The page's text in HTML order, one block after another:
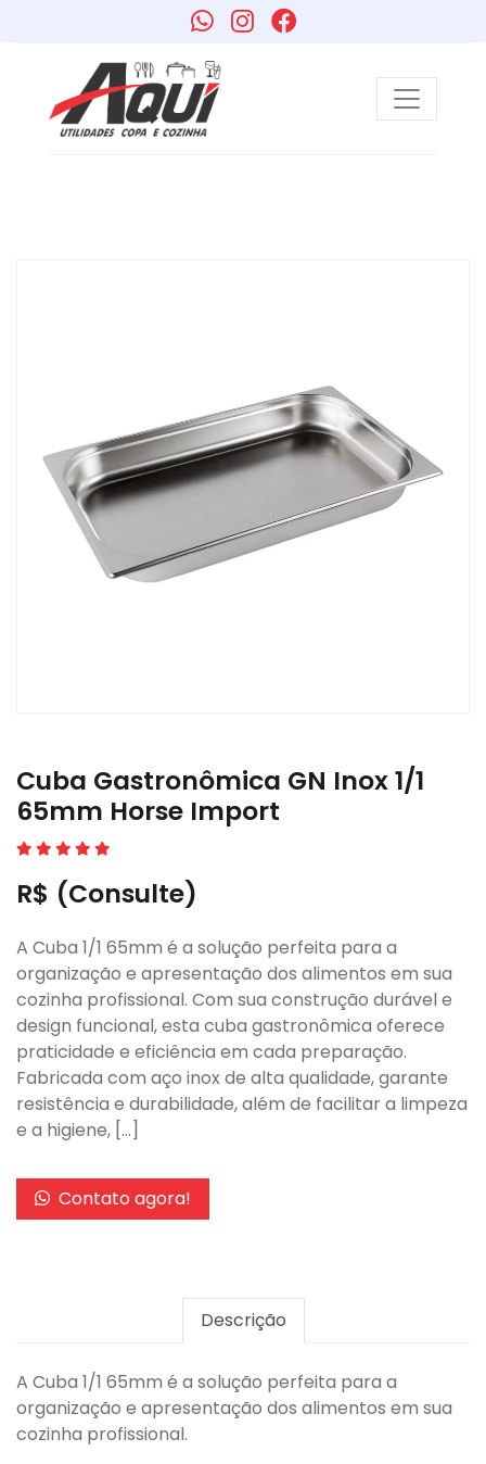
Cuba Gastronômica GN Inox 1/1
65mm Horse Import
R$ (Consulte)
A Cuba 1/1 65mm é a solução perfeita para a
organização e apresentação dos alimentos em sua
cozinha profissional. Com sua construção durável e
design funcional, esta cuba gastronômica oferece
praticidade e eficiência em cada preparação.
Fabricada com aço inox de alta qualidade, garante
resistência e durabilidade, além de facilitar a limpeza
e a higiene, […]
Contato agora!
Descrição
A Cuba 1/1 65mm é a solução perfeita para a
organização e apresentação dos alimentos em sua
cozinha profissional.